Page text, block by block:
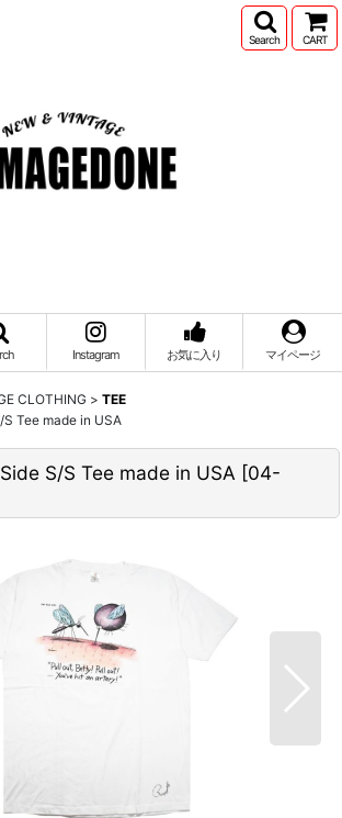
Search CART
Instagram お気に入り マイページ
CLOTHING > TEE
Tee made in USA
S/S Tee made in USA [04-